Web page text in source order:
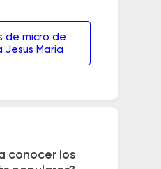
de micro de
Jesus Maria
conocer los